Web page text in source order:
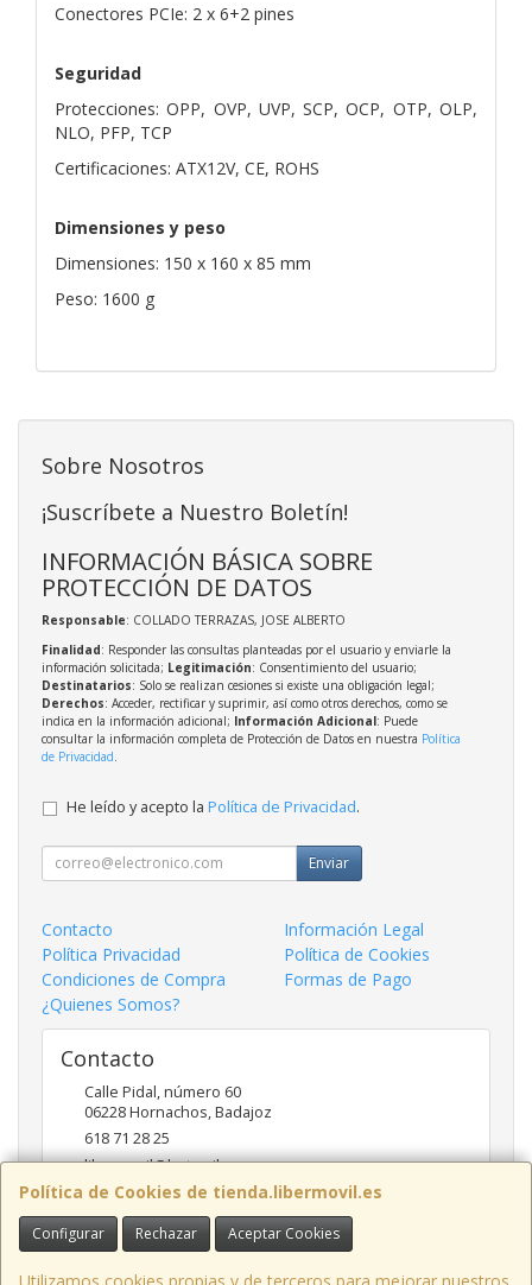
Conectores PCIe: 2 x 6+2 pines
Seguridad
Protecciones: OPP, OVP, UVP, SCP, OCP, OTP, OLP,
NLO, PFP, TCP
Certificaciones: ATX12V, CE, ROHS
Dimensiones y peso
Dimensiones: 150 x 160 x 85 mm
Peso: 1600 g
Política de Cookies de tienda.libermovil.es
Configurar Rechazar Aceptar Cookies
Sobre Nosotros
¡Suscríbete a Nuestro Boletín!
INFORMACIÓN BÁSICA SOBRE
PROTECCIÓN DE DATOS
Responsable: COLLADO TERRAZAS, JOSE ALBERTO
Finalidad: Responder las consultas planteadas por el usuario y enviarle la
información solicitada; Legitimación: Consentimiento del usuario;
Destinatarios: Solo se realizan cesiones si existe una obligación legal;
Derechos: Acceder, rectificar y suprimir, así como otros derechos, como se
indica en la información adicional; Información Adicional: Puede
consultar la información completa de Protección de Datos en nuestra Política
de Privacidad
He leído y acepto la Política de Privacidad.
Enviar
Contacto
Información Legal
Política Privacidad
Política de Cookies
Condiciones de Compra
Formas de Pago
¿Quienes Somos?
Contacto
Calle Pidal, número 60
06228Hornachos,Badajoz
618 71 28 25
libermovil@hotmail.com
Horario
De Lunes a Viernes 10:00 a 14:00 - 17;30 a 20;30